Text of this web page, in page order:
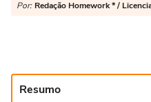
Por: Redação Homework * /
Resumo